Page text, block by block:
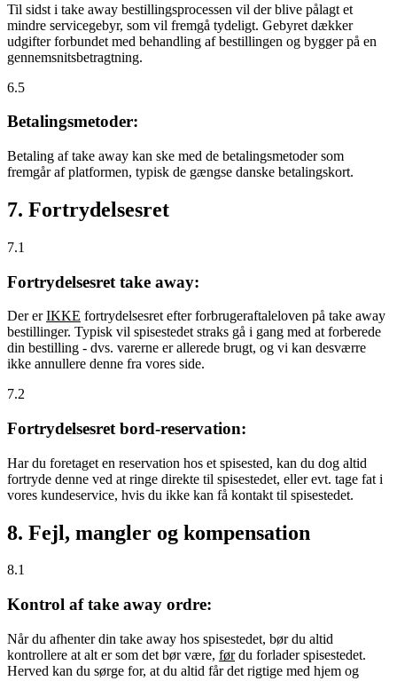
Til sidst i take away bestillingsprocessen vil der blive pålagt et
mindre servicegebyr, som vil fremgå tydeligt. Gebyret dækker
udgifter forbundet med behandling af bestillingen og bygger på en
gennemsnitsbetragtning.
6.5
Betalingsmetoder:
Betaling af take away kan ske med de betalingsmetoder som
fremgår af platformen, typisk de gængse danske betalingskort.
7. Fortrydelsesret
7.1
Fortrydelsesret take away:
Der erIKKE fortrydelsesret efter forbrugeraftaleloven på take away
bestillinger. Typisk vil spisestedet straks gå i gang med at forberede
din bestilling - dvs. varerne er allerede brugt, og vi kan desværre
ikke annullere denne fra vores side.
7.2
Fortrydelsesret bord-reservation:
Har du foretaget en reservation hos et spisested, kan du dog altid
fortryde denne ved at ringe direkte til spisestedet, eller evt. tage fat i
vores kundeservice, hvis du ikke kan få kontakt til spisestedet.
8. Fejl, mangler og kompensation
8.1
Kontrol af take away ordre:
Når du afhenter din take away hos spisestedet, bør du altid
kontrollere at alt er som det bør være, førdu forlader spisestedet.
Herved kan du sørge for, at du altid får det rigtige med hjem og